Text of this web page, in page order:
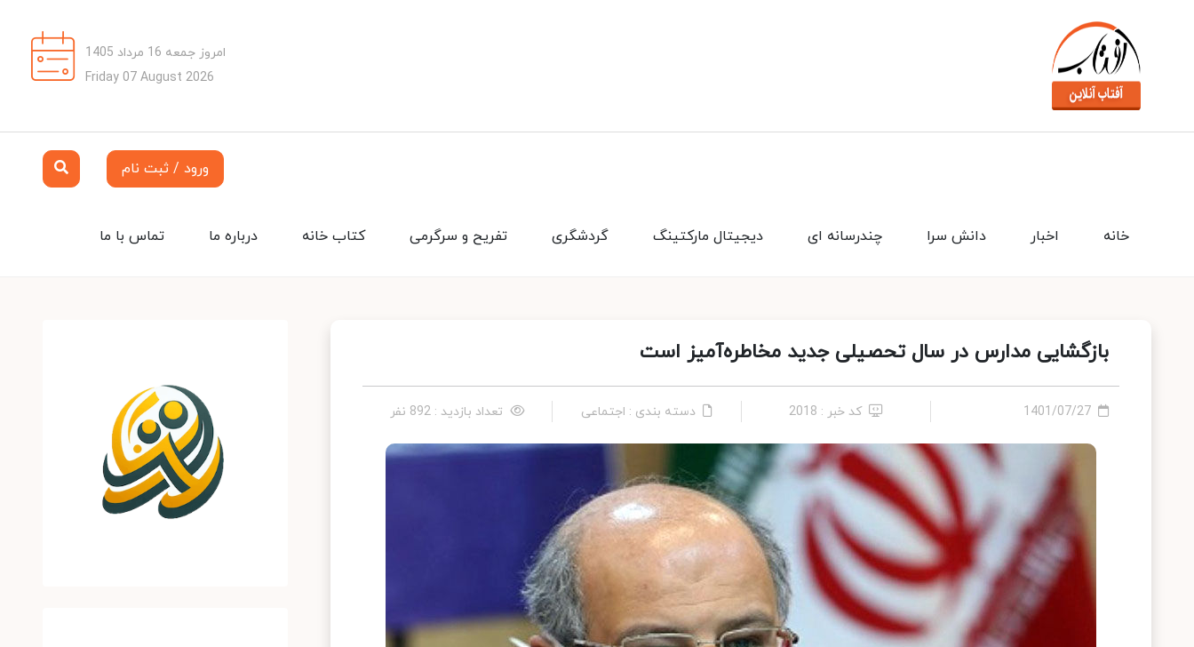
امروز جمعه 16 مرداد 1405
Friday 07 August 2026
ورود / ثبت نام
تماس با ما درباره ما کتاب خانه تفریح و سرگرمی گردشگری دیجیتال مارکتینگ چندرسانه ای دانش سرا اخبار خانه
بازگشایی مدارس در سال تحصیلی جدید مخاطره‌آمیز است
1401/07/27 کد خبر : 2018 دسته بندی : اجتماعی تعداد بازدید : 892 نفر